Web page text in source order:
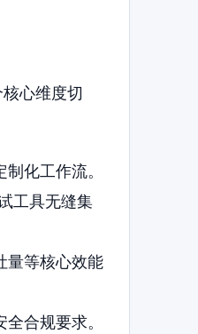
心维度切
化工作流。
工具无缝集
量等核心效能
合规要求。